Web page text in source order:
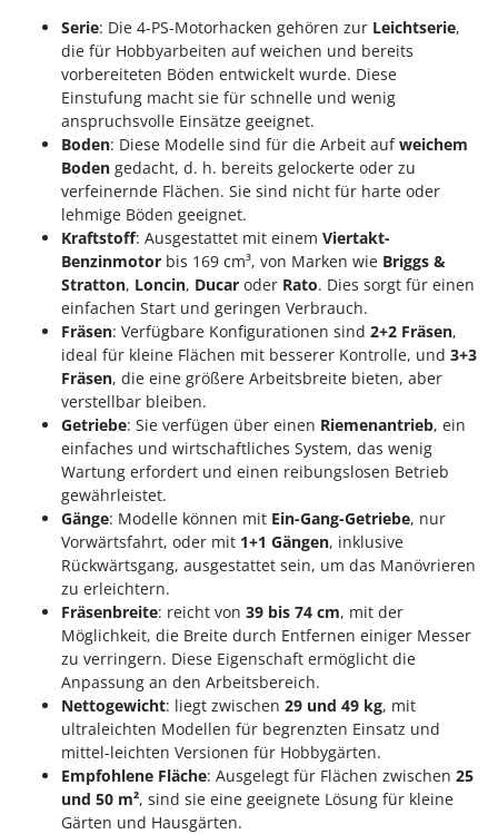
Serie: Die 4-PS-Motorhacken gehören zur Leichtserie,
die für Hobbyarbeiten auf weichen und bereits
vorbereiteten Böden entwickelt wurde. Diese
Einstufung macht sie für schnelle und wenig
anspruchsvolle Einsätze geeignet.
Boden: Diese Modelle sind für die Arbeit aufweichem
Boden gedacht, d. h. bereits gelockerte oder zu
verfeinernde Flächen. Sie sind nicht für harte oder
lehmige Böden geeignet.
Kraftstoff: Ausgestattet mit einem Viertakt-
Benzinmotor bis 169 cm³, von Marken wie Briggs &
Stratton, Loncin, Ducar oder Rato. Dies sorgt für einen
einfachen Start und geringen Verbrauch.
Fräsen: Verfügbare Konfigurationen sind 2+2 Fräsen,
ideal für kleine Flächen mit besserer Kontrolle, und 3+3
Fräsen, die eine größere Arbeitsbreite bieten, aber
verstellbar bleiben.
Getriebe: Sie verfügen über einen Riemenantrieb, ein
einfaches und wirtschaftliches System, das wenig
Wartung erfordert und einen reibungslosen Betrieb
gewährleistet.
Gänge: Modelle können mit Ein-Gang-Getriebe, nur
Vorwärtsfahrt, oder mit 1+1 Gängen, inklusive
Rückwärtsgang, ausgestattet sein, um das Manövrieren
zu erleichtern.
Fräsenbreite: reicht von 39 bis 74 cm, mit der
Möglichkeit, die Breite durch Entfernen einiger Messer
zu verringern. Diese Eigenschaft ermöglicht die
Anpassung an den Arbeitsbereich.
Nettogewicht: liegt zwischen 29 und 49 kg, mit
ultraleichten Modellen für begrenzten Einsatz und
mittel-leichten Versionen für Hobbygärten.
Empfohlene Fläche: Ausgelegt für Flächen zwischen 25
und 50 m², sind sie eine geeignete Lösung für kleine
Gärten und Hausgärten.